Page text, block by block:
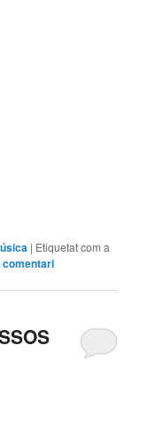
| Etiquetat com a
comentari